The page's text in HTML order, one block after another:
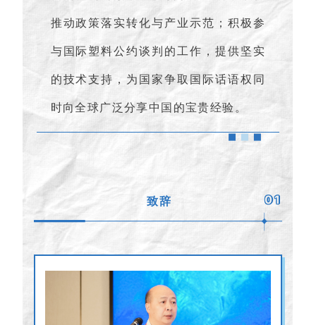
推动政策落实转化与产业示范；积极参
与国际塑料公约谈判的工作，提供坚实
的技术支持，为国家争取国际话语权同
时向全球广泛分享中国的宝贵经验。
01
致辞